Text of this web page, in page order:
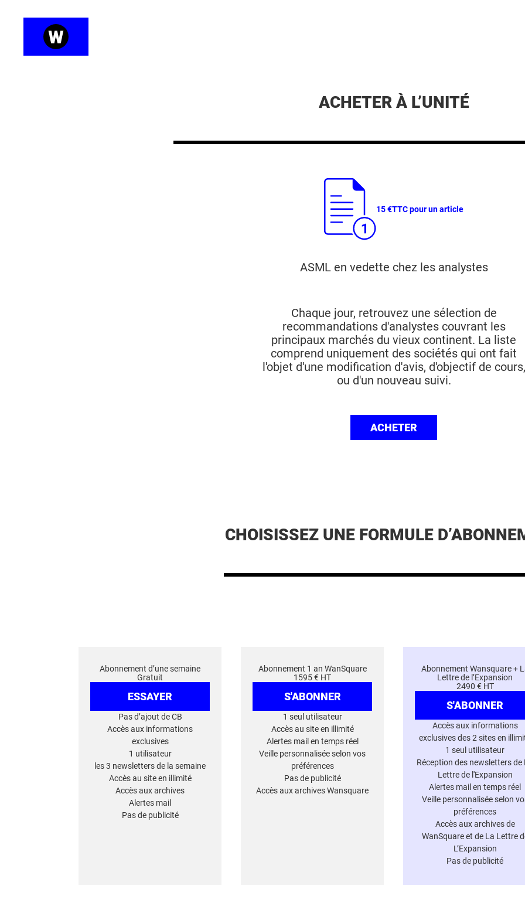
ACHETER À L’UNITÉ
15 €TTC pour un article
ASML en vedette chez les analystes
Chaque jour, retrouvez une sélection de
recommandations d'analystes couvrant les
principaux marchés du vieux continent. La liste
comprend uniquement des sociétés qui ont fait
l'objet d'une modification d'avis, d'objectif de cours,
ou d'un nouveau suivi.
ACHETER
CHOISISSEZ UNE FORMULE
Abonnement d’une semaine
Gratuit
ESSAYER
Pas d’ajout de CB
Accès aux informations
exclusives
1 utilisateur
les 3 newsletters de la semaine
Accès au site en illimité
Accès aux archives
Alertes mail
Pas de publicité
Abonnement 1 an WanSquare
1595 € HT
S'ABONNER
1 seul utilisateur
Accès au site en illimité
Alertes mail en temps réel
Veille personnalisée selon vos
préférences
Pas de publicité
Accès aux archives Wansquare
Abonnement Wansquare +
Lettre de l’Expansion
2490 € HT
S'ABONNER
Accès aux informations
exclusives des 2 sites en
1 seul utilisateur
Réception des newsletters de
Lettre de l'Expansion
Alertes mail en temps réel
Veille personnalisée selon
préférences
Accès aux archives de
WanSquare et de La Lettre
L’Expansion
Pas de publicité